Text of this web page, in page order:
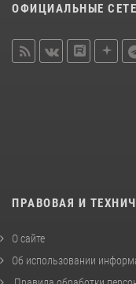
ОФИЦИАЛЬНЫЕ
ПРАВОВАЯ И
О сайте
Об использовании